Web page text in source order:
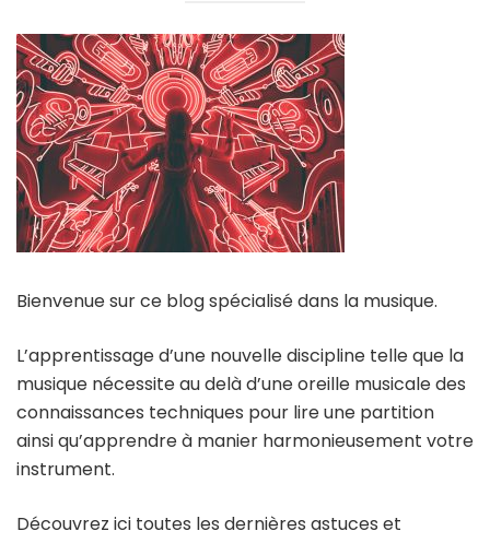
Bienvenue sur ce blog spécialisé dans la musique.
L’apprentissage d’une nouvelle discipline telle que la
musique nécessite au delà d’une oreille musicale des
connaissances techniques pour lire une partition
ainsi qu’apprendre à manier harmonieusement votre
instrument.
Découvrez ici toutes les dernières astuces et